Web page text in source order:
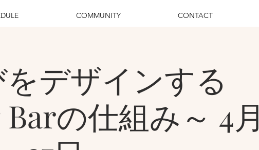
COMMUNITY CONTACT
をデザインする
の仕組み～ 4月